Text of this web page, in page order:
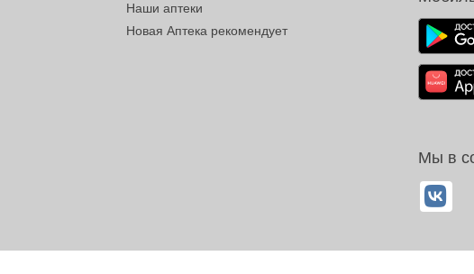
Наши аптеки
Новая Аптека рекомендует
Мы в